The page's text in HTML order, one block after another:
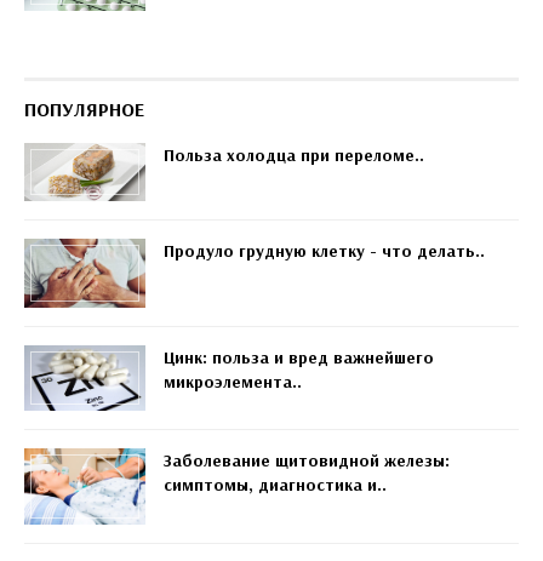
ПОПУЛЯРНОЕ
Польза холодца при переломе..
Продуло грудную клетку - что делать..
Цинк: польза и вред важнейшего
микроэлемента..
Заболевание щитовидной железы:
симптомы, диагностика и..